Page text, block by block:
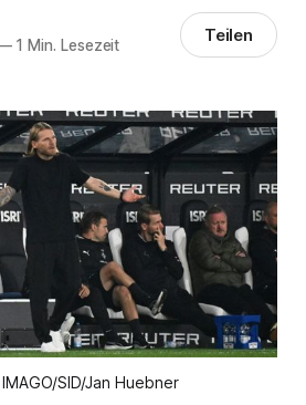
1 Min. Lesezeit Teilen
SID/Jan Huebner